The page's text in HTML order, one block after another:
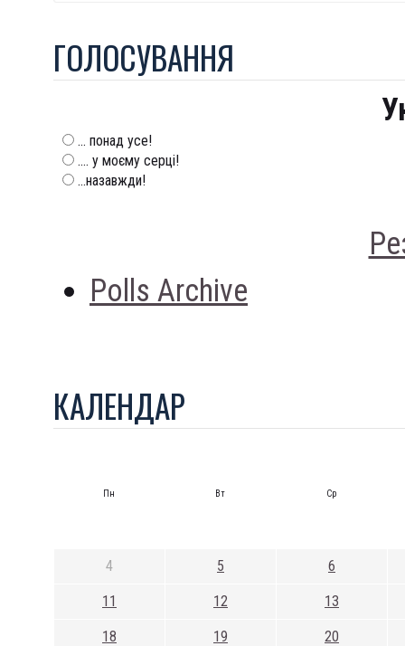
ГОЛОСУВАННЯ
... понад усе!
.... у моєму серці!
...назавжди!
Polls Archive
КАЛЕНДАР
Пн Вт Ср
4 5 6
11 12 13
18 19 20